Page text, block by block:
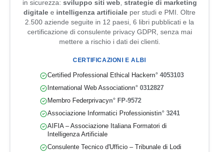
in sicurezza: sviluppo siti web, strategie di marketing
digitale e intelligenza artificiale per studi e PMI. Oltre
2.500 aziende seguite in 12 paesi, 6 libri pubblicati e la
certificazione di consulente privacy GDPR, senza mai
mettere a rischio i dati dei clienti.
CERTIFICAZIONI E ALBI
Certified Professional Ethical Hackern° 4053103
International Web Associationn° 0312827
Membro Federprivacyn° FP-9572
Associazione Informatici Professionistin° 3241
AIFIA – Associazione Italiana Formatori di
Intelligenza Artificiale
Consulente Tecnico d'Ufficio – Tribunale di Lodi